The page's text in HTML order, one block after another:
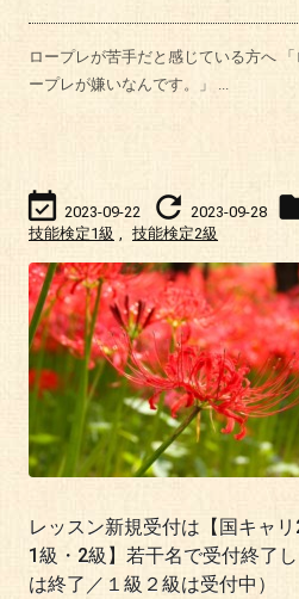
ロープレが苦手だと感じている方へ
ープレが嫌いなんです。」 ...
 2023-09-22  2023-09-28
技能検定1級 , 技能検定2級
レッスン新規受付は【国キャ
1級・2級】若干名で受付終了
は終了／１級２級は受付中）